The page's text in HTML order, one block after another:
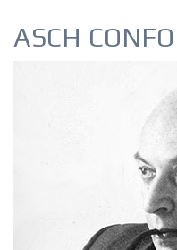
ASCH